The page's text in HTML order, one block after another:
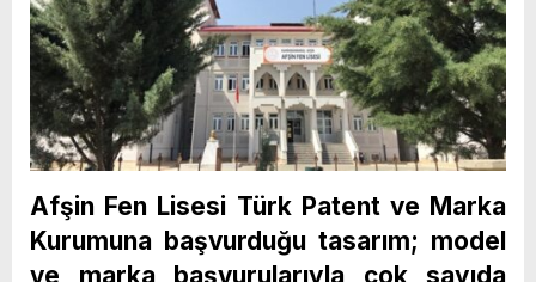
Afşin Fen Lisesi Türk Patent ve Marka
Kurumuna başvurduğu tasarım; model
ve marka başvurularıyla çok sayıda